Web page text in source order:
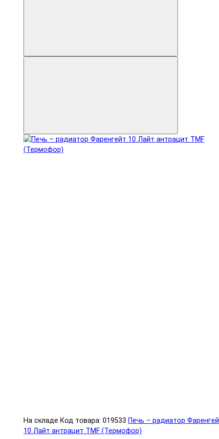
На складе Код товара: 019533 Печь – радиатор
10 Лайт антрацит TMF (Термофор)